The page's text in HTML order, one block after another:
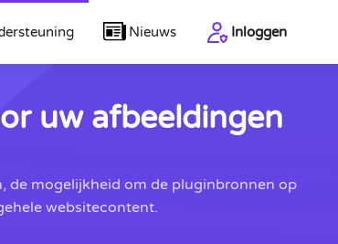
Nieuws Inloggen
uw afbeeldingen
de mogelijkheid om de pluginbronnen op
websitecontent.